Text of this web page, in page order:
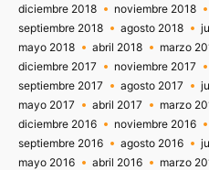
diciembre 2018
noviembre 2018
septiembre 2018
agosto 2018
mayo 2018
abril 2018 marzo
diciembre 2017
noviembre 2017
septiembre 2017
agosto 2017
mayo 2017
abril 2017 marzo
diciembre 2016
noviembre 2016
septiembre 2016
agosto 2016
mayo 2016
abril 2016 marzo